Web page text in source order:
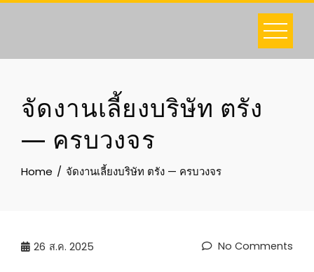
Skip
จัดงานเลี้ยงบริษัท ตรัง
— ครบวงจร
Home จัดงานเลี้ยงบริษัท ตรัง — ครบวงจร
26 ส.ค. 2025 No Comments